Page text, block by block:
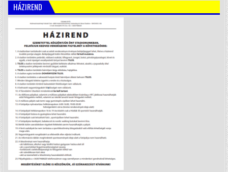
HÁZIREND